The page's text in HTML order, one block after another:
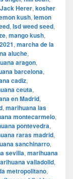
Jack Herer, kosher
kush, lemon
, lsd weed seed,
, mango kush,
, marcha de la
aluche,
aragon,
barcelona,
cadiz,
ceuta,
en Madrid,
, marihuana las
montecarmelo,
pontevedra,
raras madrid,
sanchinarro,
sevilla, marihuana
valladolid,
metropolitano,